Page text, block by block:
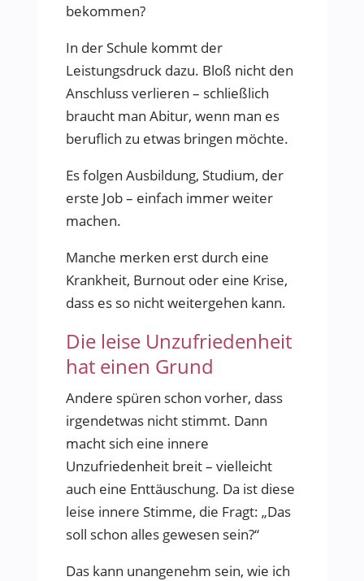
bekommen?
In der Schule kommt der
Leistungsdruck dazu. Bloß nicht den
Anschluss verlieren – schließlich
braucht man Abitur, wenn man es
beruflich zu etwas bringen möchte.
Es folgen Ausbildung, Studium, der
erste Job – einfach immer weiter
machen.
Manche merken erst durch eine
Krankheit, Burnout oder eine Krise,
dass es so nicht weitergehen kann.
Die leise Unzufriedenheit
hat einen Grund
Andere spüren schon vorher, dass
irgendetwas nicht stimmt. Dann
macht sich eine innere
Unzufriedenheit breit – vielleicht
auch eine Enttäuschung. Da ist diese
leise innere Stimme, die Fragt: „Das
soll schon alles gewesen sein?“
Das kann unangenehm sein, wie ich